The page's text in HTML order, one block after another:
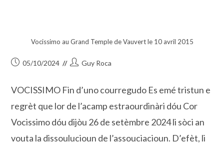
Vocissimo au Grand Temple de Vauvert le 10 avril 2015
Publication
05/10/2024
Auteur/autrice
publication :
Guy Roca
VOCISSIMO Fin d’uno courregudo Es emé tristun e
regrèt que lor de l’acamp estraourdinàri dóu Cor
Vocissimo dóu dijòu 26 de setèmbre 2024 li sòci an
vouta la dissoulucioun de l’assouciacioun. D’efèt, li